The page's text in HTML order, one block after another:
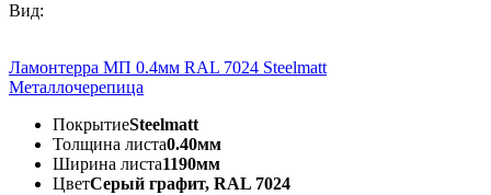
Вид:
Ламонтерра МП 0.4мм RAL 7024 Steelmatt
Металлочерепица
ПокрытиеSteelmatt
Толщина листа0.40мм
Ширина листа1190мм
ЦветСерый графит, RAL 7024